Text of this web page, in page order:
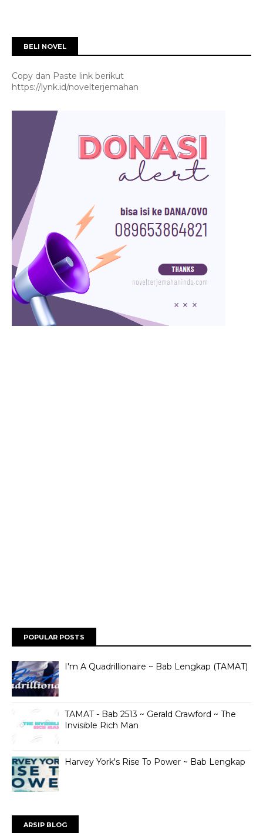
BELI NOVEL
Copy dan Paste link berikut
https://lynk.id/novelterjemahan
POPULAR POSTS
I'm A Quadrillionaire ~ Bab Lengkap (TAMAT)
TAMAT - Bab 2513 ~ Gerald Crawford ~ The
Invisible Rich Man
Harvey York's Rise To Power ~ Bab Lengkap
ARSIP BLOG